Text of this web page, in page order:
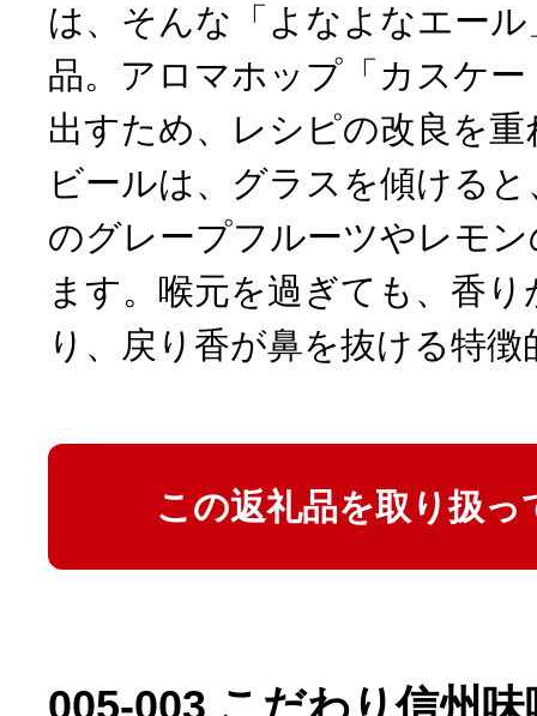
は、そんな「よなよなエー
品。アロマホップ「カスケ
出すため、レシピの改良を
ビールは、グラスを傾ける
のグレープフルーツやレモ
ます。喉元を過ぎても、香
り、戻り香が鼻を抜ける特
この返礼品を取り扱っ
005-003 こだわり信州